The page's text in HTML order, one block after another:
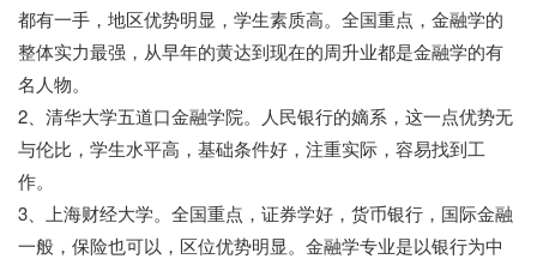
都有一手，地区优势明显，学生素质高。全国重点，金融学的
整体实力最强，从早年的黄达到现在的周升业都是金融学的有
名人物。
2、清华大学五道口金融学院。人民银行的嫡系，这一点优势无
与伦比，学生水平高，基础条件好，注重实际，容易找到工
作。
3、上海财经大学。全国重点，证券学好，货币银行，国际金融
一般，保险也可以，区位优势明显。金融学专业是以银行为中